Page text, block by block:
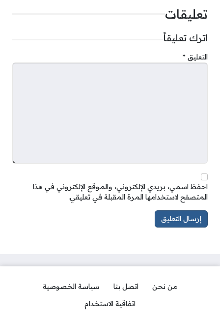
تعليقات
اترك تعليقاً
التعليق *
احفظ اسمي، بريدي الإلكتروني، والموقع الإلكتروني في هذا
المتصفح لاستخدامها المرة المقبلة في تعليقي.
من نحن اتصل بنا
سياسة الخصوصية
اتفاقية الاستخدام